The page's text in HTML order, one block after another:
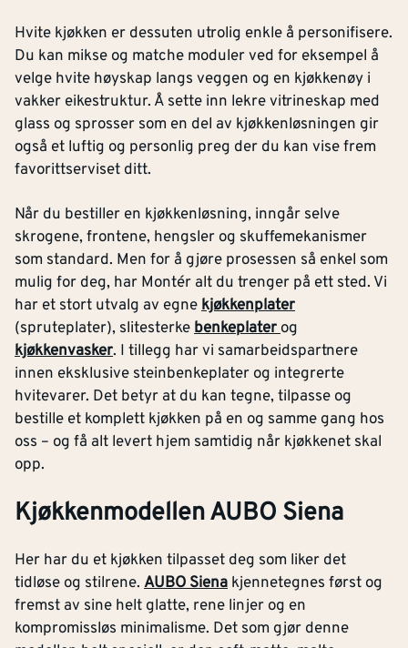
Hvite kjøkken er dessuten utrolig enkle å personifisere.
Du kan mikse og matche moduler ved for eksempel å
velge hvite høyskap langs veggen og en kjøkkenøy i
vakker eikestruktur. Å sette inn lekre vitrineskap med
glass og sprosser som en del av kjøkkenløsningen gir
også et luftig og personlig preg der du kan vise frem
favorittserviset ditt.
Når du bestiller en kjøkkenløsning, inngår selve
skrogene, frontene, hengsler og skuffemekanismer
som standard. Men for å gjøre prosessen så enkel som
mulig for deg, har Montér alt du trenger på ett sted. Vi
har et stort utvalg av egnekjøkkenplater
(spruteplater), slitesterkebenkeplaterog
kjøkkenvasker. I tillegg har vi samarbeidspartnere
innen eksklusive steinbenkeplater og integrerte
hvitevarer. Det betyr at du kan tegne, tilpasse og
bestille et komplett kjøkken på en og samme gang hos
oss – og få alt levert hjem samtidig når kjøkkenet skal
opp.
Kjøkkenmodellen AUBO Siena
Her har du et kjøkken tilpasset deg som liker det
tidløse og stilrene. AUBO Siena kjennetegnes først og
fremst av sine helt glatte, rene linjer og en
kompromissløs minimalisme. Det som gjør denne